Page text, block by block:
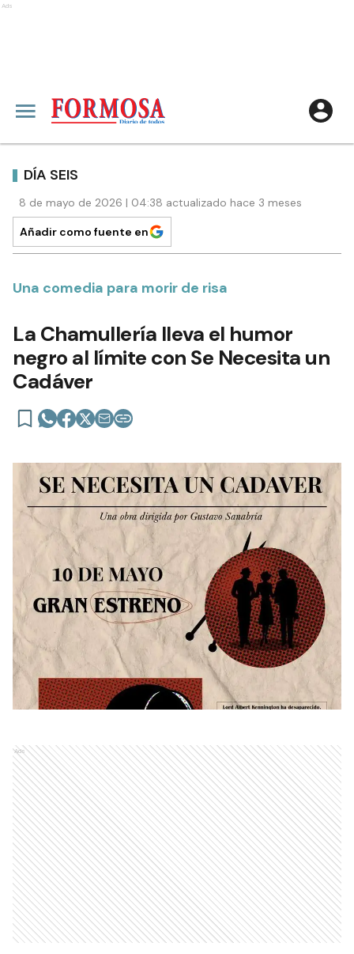
Ads
DÍA SEIS
8 de mayo de 2026 | 04:38 actualizado hace 3 meses
Añadir como fuente en
Una comedia para morir de risa
La Chamullería lleva el humor
negro al límite con Se Necesita un
Cadáver
Ads